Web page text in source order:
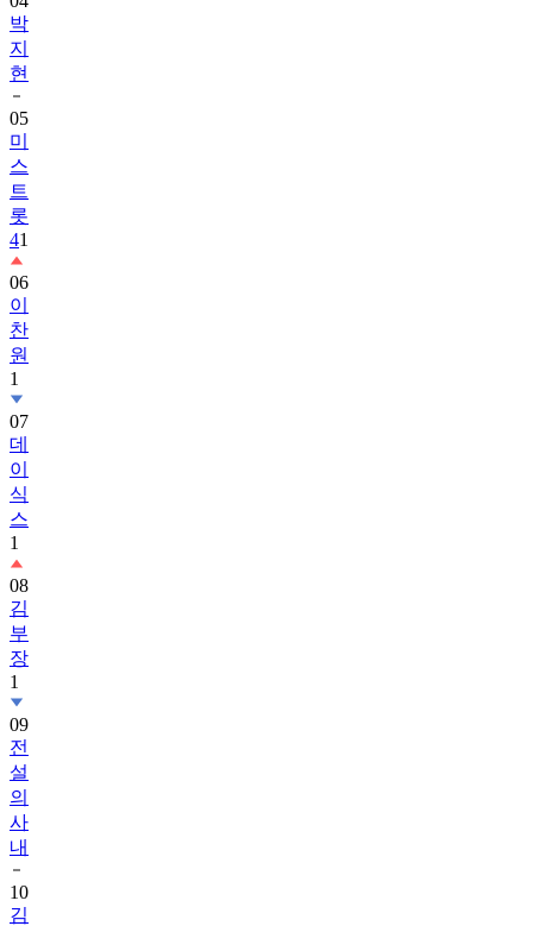
박
지
현
05
미
스
트
롯
41
06
이
찬
원
1
07
데
이
식
스
1
08
김
부
장
1
09
전
설
의
사
내
10
김